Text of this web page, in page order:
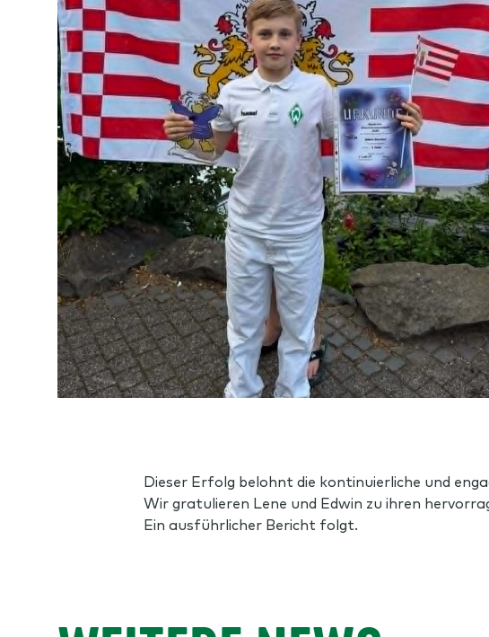
Dieser Erfolg belohnt die kontinuierliche und
Wir gratulieren Lene und Edwin zu ihren
Ein ausführlicher Bericht folgt.